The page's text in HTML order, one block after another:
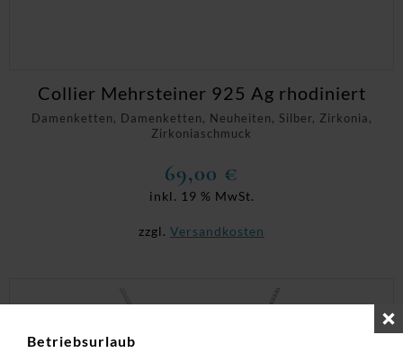
Damenketten, Damenketten, Neuheiten, Silber, Zirkonia,
Zirkoniaschmuck
Collier Mehrsteiner 925 Ag rhodiniert
69,00 €
inkl. 19 % MwSt.
zzgl. Versandkosten
Betriebsurlaub